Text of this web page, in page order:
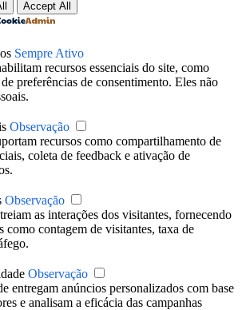
Accept All
Sempre Ativo
recursos essenciais do site, como
preferências de consentimento. Eles não
Observação
recursos como compartilhamento de
coleta de feedback e ativação de
Observação
as interações dos visitantes, fornecendo
como contagem de visitantes, taxa de
Observação
entregam anúncios personalizados com base
e analisam a eficácia das campanhas